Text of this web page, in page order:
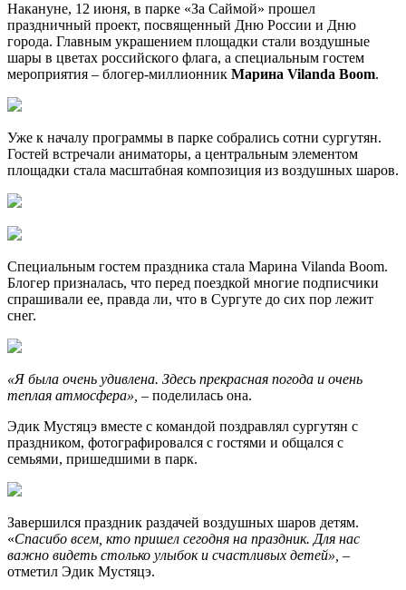
Накануне, 12 июня, в парке «За Саймой» прошел
праздничный проект, посвященный Дню России и Дню
города. Главным украшением площадки стали воздушные
шары в цветах российского флага, а специальным гостем
мероприятия – блогер-миллионник Марина Vilanda Boom.
Уже к началу программы в парке собрались сотни сургутян.
Гостей встречали аниматоры, а центральным элементом
площадки стала масштабная композиция из воздушных шаров.
Специальным гостем праздника стала Марина Vilanda Boom.
Блогер призналась, что перед поездкой многие подписчики
спрашивали ее, правда ли, что в Сургуте до сих пор лежит
снег.
«Я была очень удивлена. Здесь прекрасная погода и очень
теплая атмосфера», – поделилась она.
Эдик Мустяцэ вместе с командой поздравлял сургутян с
праздником, фотографировался с гостями и общался с
семьями, пришедшими в парк.
Завершился праздник раздачей воздушных шаров детям.
«Спасибо всем, кто пришел сегодня на праздник. Для нас
важно видеть столько улыбок и счастливых детей», –
отметил Эдик Мустяцэ.